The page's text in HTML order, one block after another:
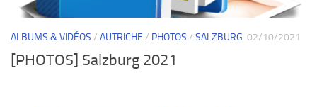
ALBUMS & VIDÉOS / AUTRICHE / PHOTOS / SALZBURG 02/10/2021
[PHOTOS] Salzburg 2021